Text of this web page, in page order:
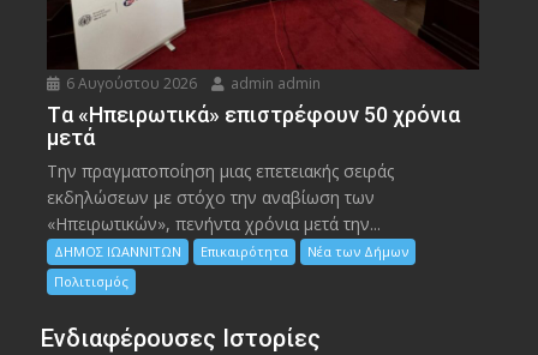
6 Αυγούστου 2026 admin admin
Tα «Ηπειρωτικά» επιστρέφουν 50 χρόνια
μετά
Την πραγματοποίηση μιας επετειακής σειράς
εκδηλώσεων με στόχο την αναβίωση των
«Ηπειρωτικών», πενήντα χρόνια μετά την...
ΔΗΜΟΣ ΙΩΑΝΝΙΤΩΝ Επικαιρότητα
Νέα των Δήμων
Πολιτισμός
Ενδιαφέρουσες Ιστορίες